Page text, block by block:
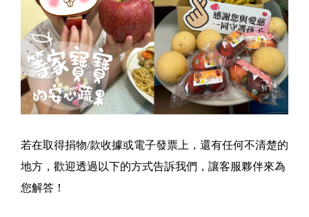
若在取得捐物/款收據或電子發票上，還有任何不清楚的
地方，歡迎透過以下的方式告訴我們，讓客服夥伴來為
您解答！